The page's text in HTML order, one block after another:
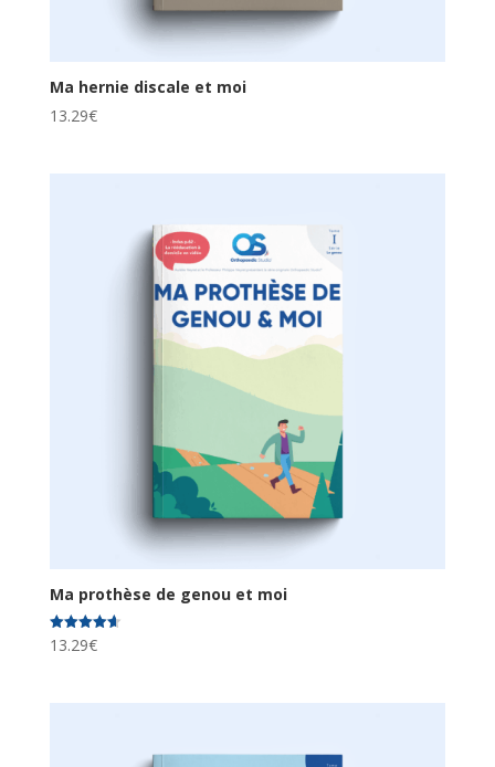
Ma hernie discale et moi
13.29€
Ma prothèse de genou et moi
Note
4.67
13.29€